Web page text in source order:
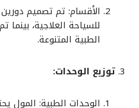
الأقسام: تم تصميم دورين
للسياحة العلاجية،
الطبية المتنوعة.
توزيع الوحدات: